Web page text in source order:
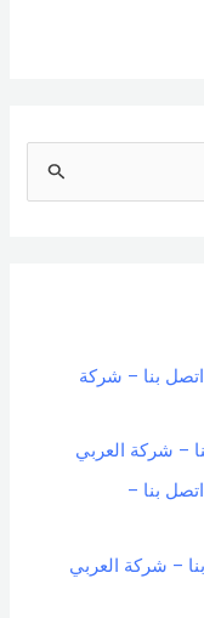
صيانة مكائن القهوة بحائل – 0551154864 اتصل بنا – شركة
شركة صيانة مكيفات بحائل -0551154864 اتصل بنا –